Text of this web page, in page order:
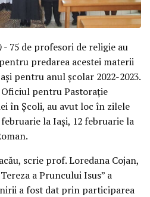
- 75 de profesori de religie au
predarea acestei materii
pentru anul școlar 2022-2023.
pentru Pastorație
în Școli, au avut loc în zilele
la Iași, 12 februarie la
scrie prof. Loredana Cojan,
a Pruncului Isus” a
a fost dat prin participarea